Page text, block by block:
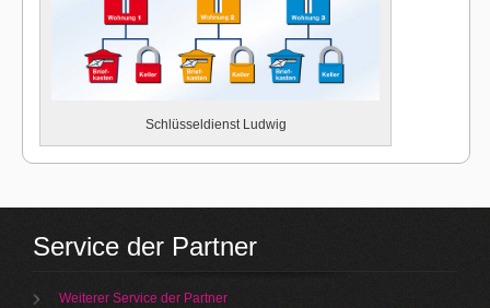
Schlüsseldienst Ludwig
Service der Partner
Weiterer Service der Partner